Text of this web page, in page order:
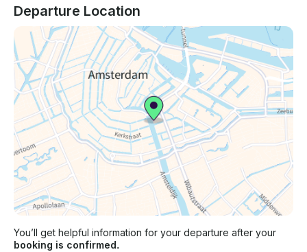
Departure Location
You’ll get helpful information for your departure after your
booking is confirmed.